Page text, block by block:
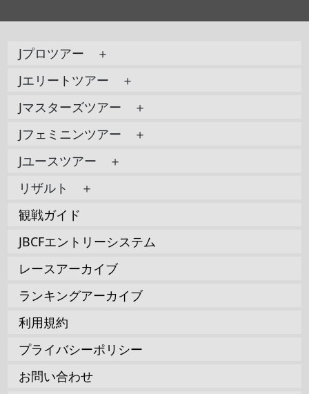
Jプロツアー ＋
Jエリートツアー ＋
Jマスターズツアー ＋
Jフェミニンツアー ＋
Jユースツアー ＋
リザルト ＋
観戦ガイド
JBCFエントリーシステム
レースアーカイブ
ランキングアーカイブ
利用規約
プライバシーポリシー
お問い合わせ